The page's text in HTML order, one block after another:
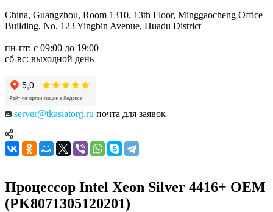
China, Guangzhou, Room 1310, 13th Floor, Minggaocheng Office
Building, No. 123 Yingbin Avenue, Huadu District
пн-пт: с 09:00 до 19:00
сб-вс: выходной день
server@tkasiatorg.ru почта для заявок
Процессор Intel Xeon Silver 4416+ OEM
(PK8071305120201)